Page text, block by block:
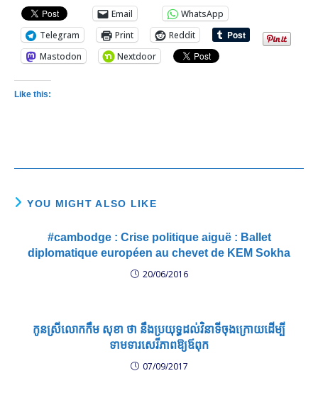
Email
WhatsApp
Telegram
Print
Reddit
Mastodon
Nextdoor
Like this:
YOU MIGHT ALSO LIKE
#cambodge : Crise politique aiguë : Ballet
diplomatique européen au chevet de KEM Sokha
20/06/2016
កូន​ស្រី​លោក​កឹម សុខា​ ​ថា​ នឹង​ប្រយុទ្ធ​ដល់​វិនាទី​ចុង​ក្រោយ​ដើម្បី​
ទាមទារ​សេរីភាព​ឱ្យ​ឪពុក
07/09/2017